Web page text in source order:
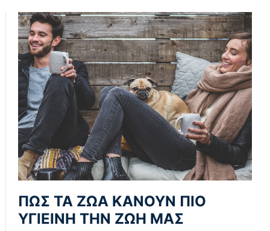
ΠΩΣ ΤΑ ΖΩΑ ΚΑΝΟΥΝ ΠΙΟ
ΥΓΙΕΙΝΗ ΤΗΝ ΖΩΗ ΜΑΣ